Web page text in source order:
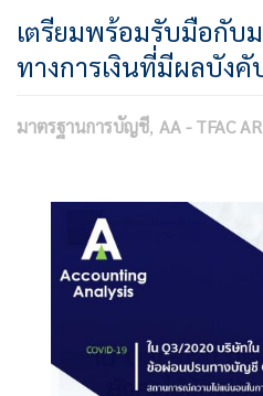
เตรียมพร้อมรับมือกับ
ทางการเงินที่มีผลบังคั
มาตรฐานการบัญชี AA - TFAC